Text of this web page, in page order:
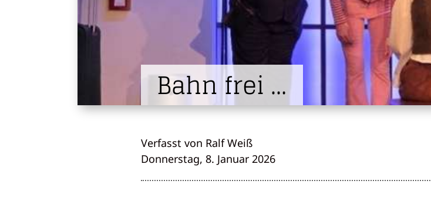
Bahn frei …
Verfasst von Ralf Weiß
Donnerstag, 8. Januar 2026